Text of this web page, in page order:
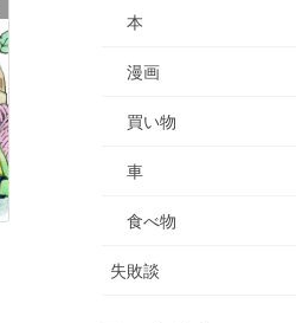
本
漫画
買い物
車
食べ物
失敗談